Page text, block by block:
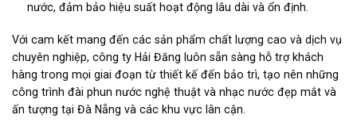
nước, đảm bảo hiệu suất hoạt động lâu dài và ổn định.
Với cam kết mang đến các sản phẩm chất lượng cao và dịch vụ
chuyên nghiệp, công ty Hải Đăng luôn sẵn sàng hỗ trợ khách
hàng trong mọi giai đoạn từ thiết kế đến bảo trì, tạo nên những
công trình đài phun nước nghệ thuật và nhạc nước đẹp mắt và
ấn tượng tại Đà Nẵng và các khu vực lân cận.